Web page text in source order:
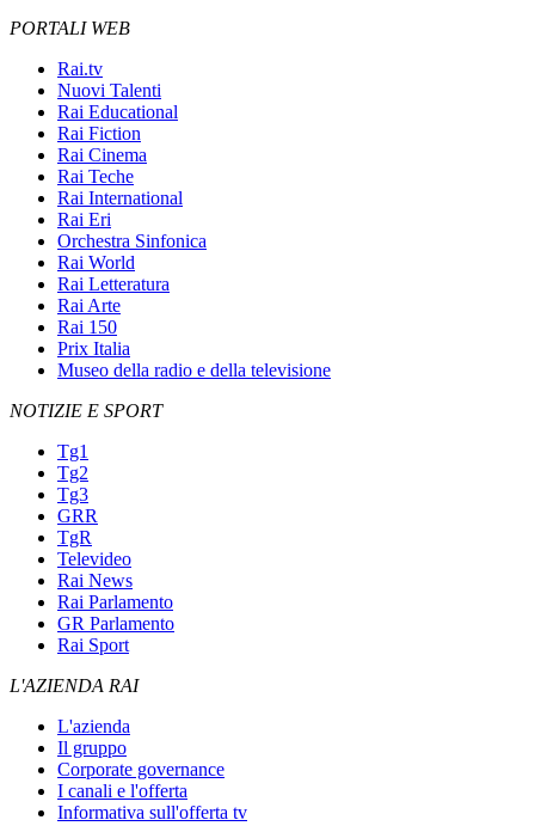
PORTALI WEB
Rai.tv
Nuovi Talenti
Rai Educational
Rai Fiction
Rai Cinema
Rai Teche
Rai International
Rai Eri
Orchestra Sinfonica
Rai World
Rai Letteratura
Rai Arte
Rai 150
Prix Italia
Museo della radio e della televisione
NOTIZIE E SPORT
Tg1
Tg2
Tg3
GRR
TgR
Televideo
Rai News
Rai Parlamento
GR Parlamento
Rai Sport
L'AZIENDA RAI
L'azienda
Il gruppo
Corporate governance
I canali e l'offerta
Informativa sull'offerta tv